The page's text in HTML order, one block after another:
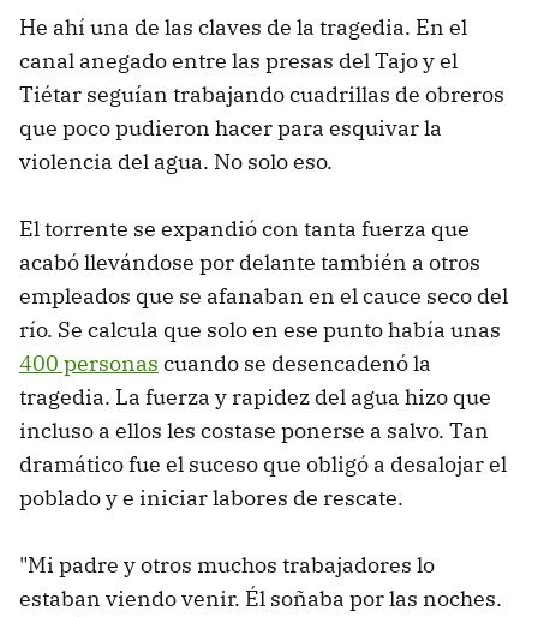
He ahí una de las claves de la tragedia. En el
canal anegado entre las presas del Tajo y el
Tiétar seguían trabajando cuadrillas de obreros
que poco pudieron hacer para esquivar la
violencia del agua. No solo eso.
El torrente se expandió con tanta fuerza que
acabó llevándose por delante también a otros
empleados que se afanaban en el cauce seco del
río. Se calcula que solo en ese punto había unas
400 personas cuando se desencadenó la
tragedia. La fuerza y rapidez del agua hizo que
incluso a ellos les costase ponerse a salvo. Tan
dramático fue el suceso que obligó a desalojar el
poblado y e iniciar labores de rescate.
"Mi padre y otros muchos trabajadores lo
estaban viendo venir. Él soñaba por las noches.